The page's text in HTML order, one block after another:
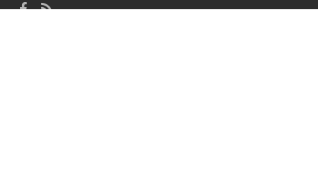
facebook
RSS